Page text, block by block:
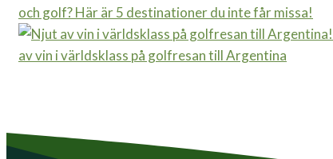
och golf? Här är 5 destinationer du inte får missa!
av vin i världsklass på golfresan till Argentina